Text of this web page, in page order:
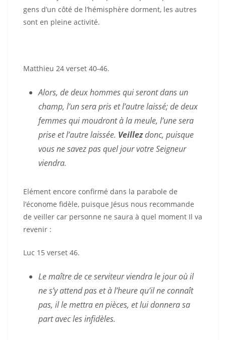
gens d’un côté de l’hémisphère dorment, les autres
sont en pleine activité.
Matthieu 24 verset 40-46.
Alors, de deux hommes qui seront dans un
champ, l’un sera pris et l’autre laissé; de deux
femmes qui moudront à la meule, l’une sera
prise et l’autre laissée. Veillezdonc, puisque
vous ne savez pas quel jour votre Seigneur
viendra.
Elément encore confirmé dans la parabole de
l’économe fidèle, puisque Jésus nous recommande
de veiller car personne ne saura à quel moment Il va
revenir :
Luc 15 verset 46.
Le maître de ce serviteur viendra le jour où il
ne s’y attend pas et à l’heure qu’il ne connaît
pas, il le mettra en pièces, et lui donnera sa
part avec les infidèles.